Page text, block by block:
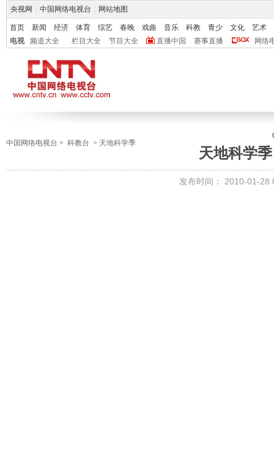
央视网 中国网络电视台 网站地图
首页 新闻 经济 体育 综艺 春晚 戏曲 音乐 科教 青少 文化
艺术
电视
频道大全 栏目大全 节目大全 直播中国 赛事直播 网络
中国网络电视台 > 科教台 > 天地科学季
天地科学
发布时间： 2010-01-28